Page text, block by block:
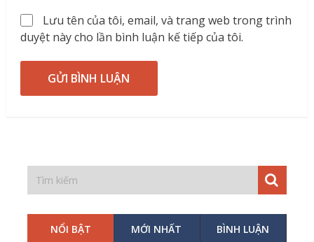
Lưu tên của tôi, email, và trang web trong trình
duyệt này cho lần bình luận kế tiếp của tôi.
NỔI BẬT MỚI NHẤT BÌNH LUẬN